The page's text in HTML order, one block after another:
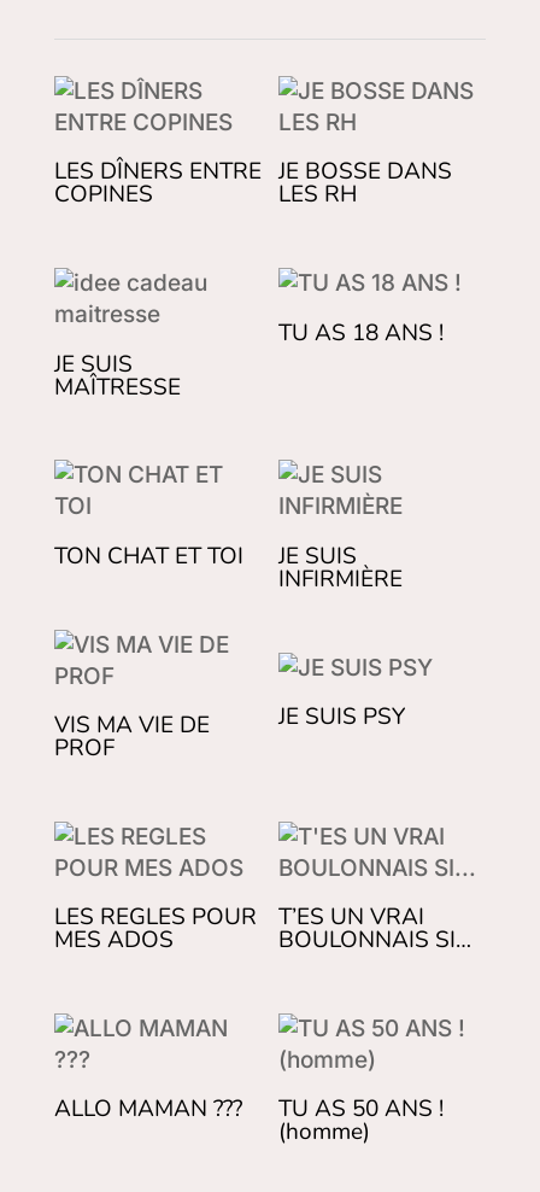
LES DÎNERS ENTRE
COPINES
JE BOSSE DANS
LES RH
JE SUIS
MAÎTRESSE
TU AS 18 ANS !
TON CHAT ET TOI JE SUIS
INFIRMIÈRE
VIS MA VIE DE
PROF
JE SUIS PSY
LES REGLES POUR
MES ADOS
T’ES UN VRAI
BOULONNAIS SI…
ALLO MAMAN ??? TU AS 50 ANS !
(homme)